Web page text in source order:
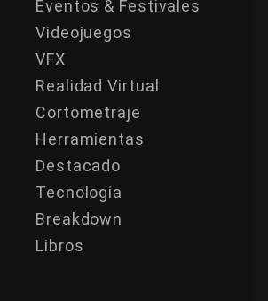
Eventos & Festivales
Videojuegos
VFX
Realidad Virtual
Cortometraje
Herramientas
Destacado
Tecnología
Breakdown
Libros